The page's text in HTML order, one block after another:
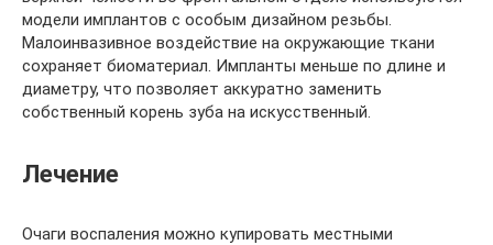
модели имплантов с особым дизайном резьбы.
Малоинвазивное воздействие на окружающие ткани
сохраняет биоматериал. Импланты меньше по длине и
диаметру, что позволяет аккуратно заменить
собственный корень зуба на искусственный.
Лечение
Очаги воспаления можно купировать местными